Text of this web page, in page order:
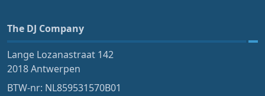
The DJ Company
Lange Lozanastraat 142
2018 Antwerpen
BTW-nr: NL859531570B01